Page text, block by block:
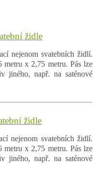
židle
nejenom svatebních židlí.
metru x 2,75 metru. Pás lze
jiného, např. na saténové
židle
nejenom svatebních židlí.
metru x 2,75 metru. Pás lze
jiného, např. na saténové